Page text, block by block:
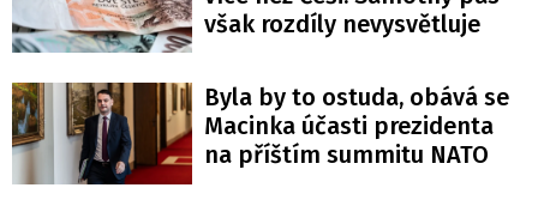
však rozdíly nevysvětluje
Byla by to ostuda, obává se
Macinka účasti prezidenta
na příštím summitu NATO